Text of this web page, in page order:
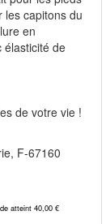
les capitons du
en
élasticité de
de votre vie !
F-67160
atteint 40,00 €